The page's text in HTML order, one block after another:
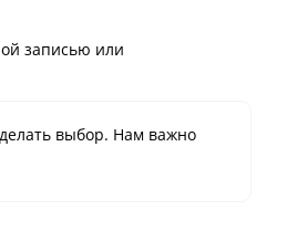
записью или
выбор. Нам важно